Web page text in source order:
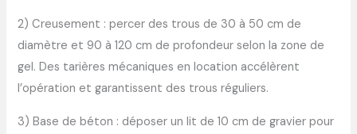
2) Creusement : percer des trous de 30 à 50 cm de
diamètre et 90 à 120 cm de profondeur selon la zone de
gel. Des tarières mécaniques en location accélèrent
l’opération et garantissent des trous réguliers.
3) Base de béton : déposer un lit de 10 cm de gravier pour